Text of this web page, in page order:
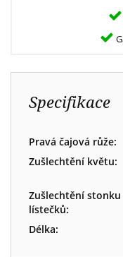
Specifikace
Pravá čajová růže:
Zušlechtění květu:
Zušlechtění stonku
lístečků:
Délka: